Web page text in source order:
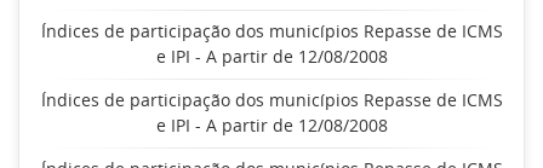
Índices de participação dos municípios Repasse de ICMS
e IPI - A partir de 12/08/2008
Índices de participação dos municípios Repasse de ICMS
e IPI - A partir de 12/08/2008